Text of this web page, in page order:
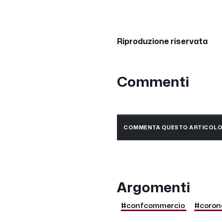
Riproduzione riservata
Commenti
COMMENTA QUESTO ARTICOLO
Argomenti
#confcommercio